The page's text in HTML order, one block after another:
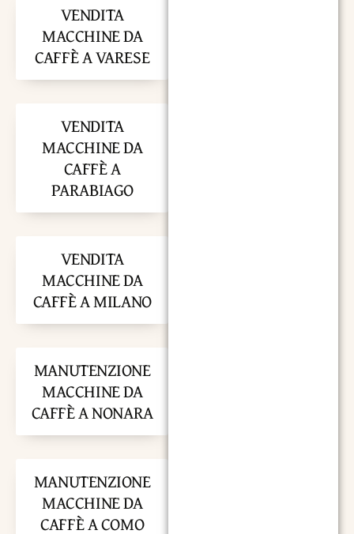
VENDITA
MACCHINE DA
CAFFÈ A VARESE
VENDITA
MACCHINE DA
CAFFÈ A
PARABIAGO
VENDITA
MACCHINE DA
CAFFÈ A MILANO
MANUTENZIONE
MACCHINE DA
CAFFÈ A NONARA
MANUTENZIONE
MACCHINE DA
CAFFÈ A COMO